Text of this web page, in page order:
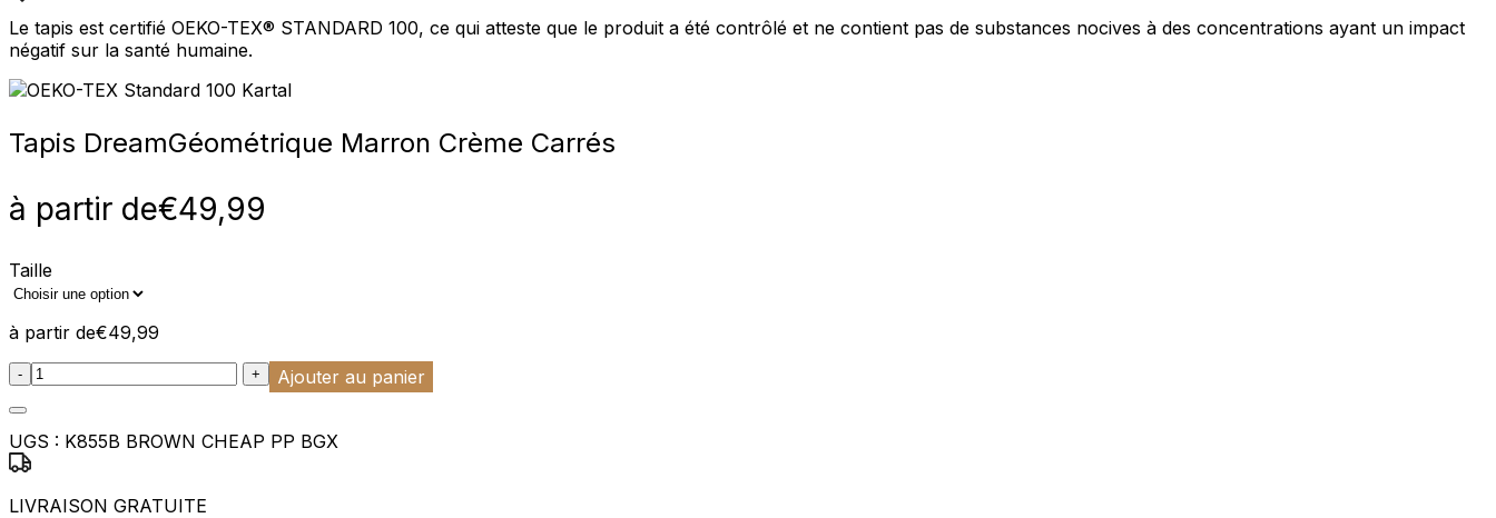
Le tapis est certifié OEKO-TEX® STANDARD 100, ce qui atteste que le produit a été contrôlé et ne contient pas de substances nocives à des concentrations ayant un impact
négatif sur la santé humaine.
Tapis DreamGéométrique Marron Crème Carrés
à partir de€49,99
Taille
à partir de€49,99
:product_name quantity
- + Ajouter au panier
UGS : K855B BROWN CHEAP PP BGX
LIVRAISON GRATUITE